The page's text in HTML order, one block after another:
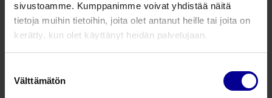
sivustoamme. Kumppanimme voivat yhdistää näitä
tietoja muihin tietoihin, joita olet antanut heille tai joita on
kerätty, kun olet käyttänyt heidän palvelujaan.
valinta
Välttämätön
1002353 Kurz Clip Partial Prosthesis, FlexiBAL
1002354 Kurz Clip Partial Prosthesis, FlexiBAL
Kurz Clip Partial Prosthesis, FlexiBAL